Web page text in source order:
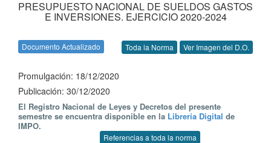
PRESUPUESTO NACIONAL DE SUELDOS GASTOS
E INVERSIONES. EJERCICIO 2020-2024
Documento Actualizado Toda la Norma Ver Imagen del D.O.
Promulgación: 18/12/2020
Publicación: 30/12/2020
El Registro Nacional de Leyes y Decretos del presente
semestre se encuentra disponible en la Librería Digital de
IMPO.
Referencias a toda la norma